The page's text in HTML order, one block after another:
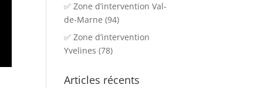
✅ Zone d’intervention Val-
de-Marne (94)
✅ Zone d’intervention
Yvelines (78)
Articles récents